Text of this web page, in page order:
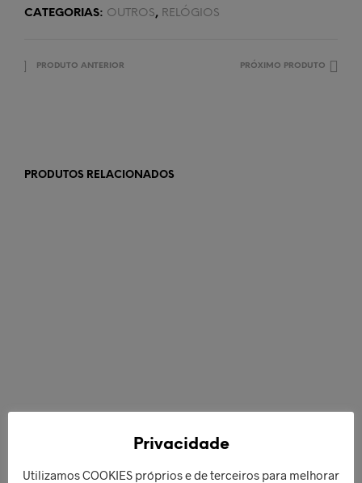
CATEGORIAS: OUTROS, RELÓGIOS
PRODUTO ANTERIOR PRÓXIMO PRODUTO
PRODUTOS RELACIONADOS
€312,00
ADICIONAR
Privacidade
Utilizamos COOKIES próprios e de terceiros para melhorar